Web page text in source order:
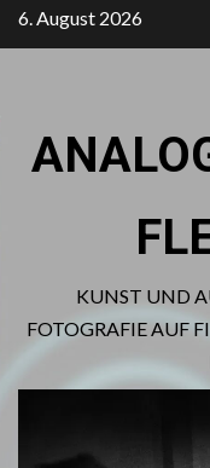
Zum
Inhalt
6. August 2026
KUNST UND
FOTOGRAFIE AUF